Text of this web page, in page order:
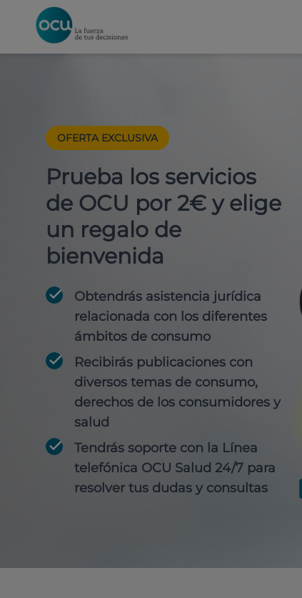
OFERTA EXCLUSIVA
Prueba los servicios
de OCU por 2€ y elige
un regalo de
bienvenida
Obtendrás asistencia jurídica
relacionada con los diferentes
ámbitos de consumo
Recibirás publicaciones con
diversos temas de consumo,
derechos de los consumidores y
salud
Tendrás soporte con la Línea
telefónica OCU Salud 24/7 para
resolver tus dudas y consultas